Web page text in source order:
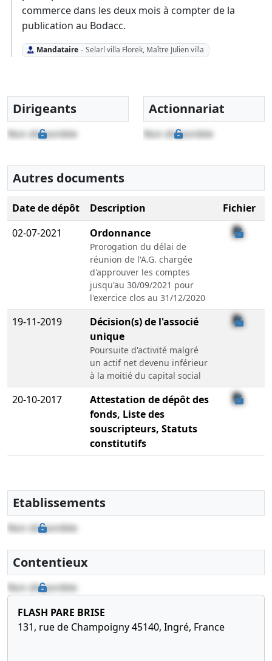
commerce dans les deux mois à compter de la
publication au Bodacc.
Mandataire - Selarl villa Florek, Maître Julien villa
Dirigeants
Non disponible
Actionnariat
Non disponible
Autres documents
Date de dépôt Description
Fichier
02-07-2021
Ordonnance
Prorogation du délai de
réunion de l'A.G. chargée
d'approuver les comptes
jusqu'au 30/09/2021 pour
l'exercice clos au 31/12/2020
19-11-2019
Décision(s) de l'associé
unique
Poursuite d'activité malgré
un actif net devenu inférieur
à la moitié du capital social
20-10-2017
Attestation de dépôt des
fonds, Liste des
souscripteurs, Statuts
constitutifs
Etablissements
Non disponible
Contentieux
Non disponible
FLASH PARE BRISE
131, rue de Champoigny 45140, Ingré, France